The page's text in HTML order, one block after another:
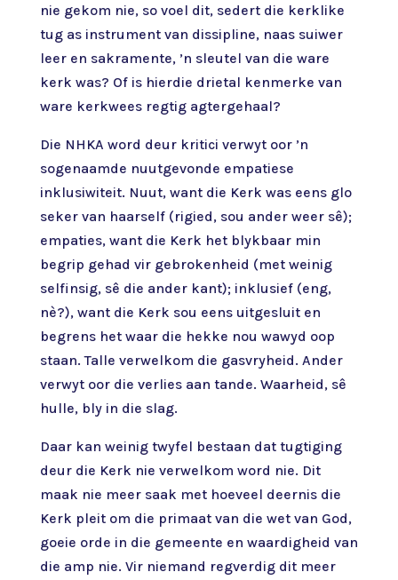
nie gekom nie, so voel dit, sedert die kerklike
tug as instrument van dissipline, naas suiwer
leer en sakramente, ’n sleutel van die ware
kerk was? Of is hierdie drietal kenmerke van
ware kerkwees regtig agtergehaal?
Die NHKA word deur kritici verwyt oor ’n
sogenaamde nuutgevonde empatiese
inklusiwiteit. Nuut, want die Kerk was eens glo
seker van haarself (rigied, sou ander weer sê);
empaties, want die Kerk het blykbaar min
begrip gehad vir gebrokenheid (met weinig
selfinsig, sê die ander kant); inklusief (eng,
nè?), want die Kerk sou eens uitgesluit en
begrens het waar die hekke nou wawyd oop
staan. Talle verwelkom die gasvryheid. Ander
verwyt oor die verlies aan tande. Waarheid, sê
hulle, bly in die slag.
Daar kan weinig twyfel bestaan dat tugtiging
deur die Kerk nie verwelkom word nie. Dit
maak nie meer saak met hoeveel deernis die
Kerk pleit om die primaat van die wet van God,
goeie orde in die gemeente en waardigheid van
die amp nie. Vir niemand regverdig dit meer